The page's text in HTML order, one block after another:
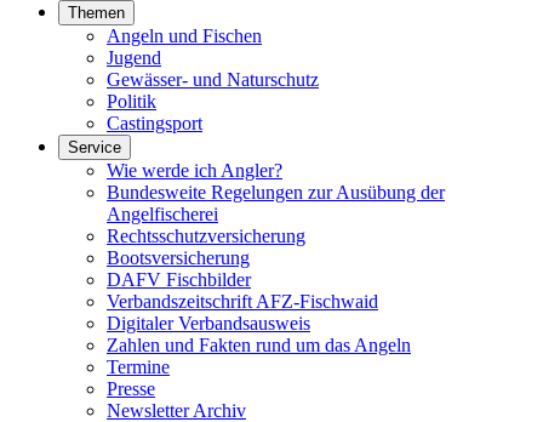
Themen
Angeln und Fischen
Jugend
Gewässer- und Naturschutz
Politik
Castingsport
Service
Wie werde ich Angler?
Bundesweite Regelungen zur Ausübung der
Angelfischerei
Rechtsschutzversicherung
Bootsversicherung
DAFV Fischbilder
Verbandszeitschrift AFZ-Fischwaid
Digitaler Verbandsausweis
Zahlen und Fakten rund um das Angeln
Termine
Presse
Newsletter Archiv